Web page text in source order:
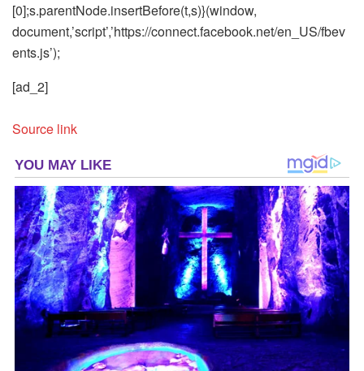
[0];s.parentNode.insertBefore(t,s)}(window,
document,’script’,’https://connect.facebook.net/en_US/fbev
ents.js’);
[ad_2]
Source link